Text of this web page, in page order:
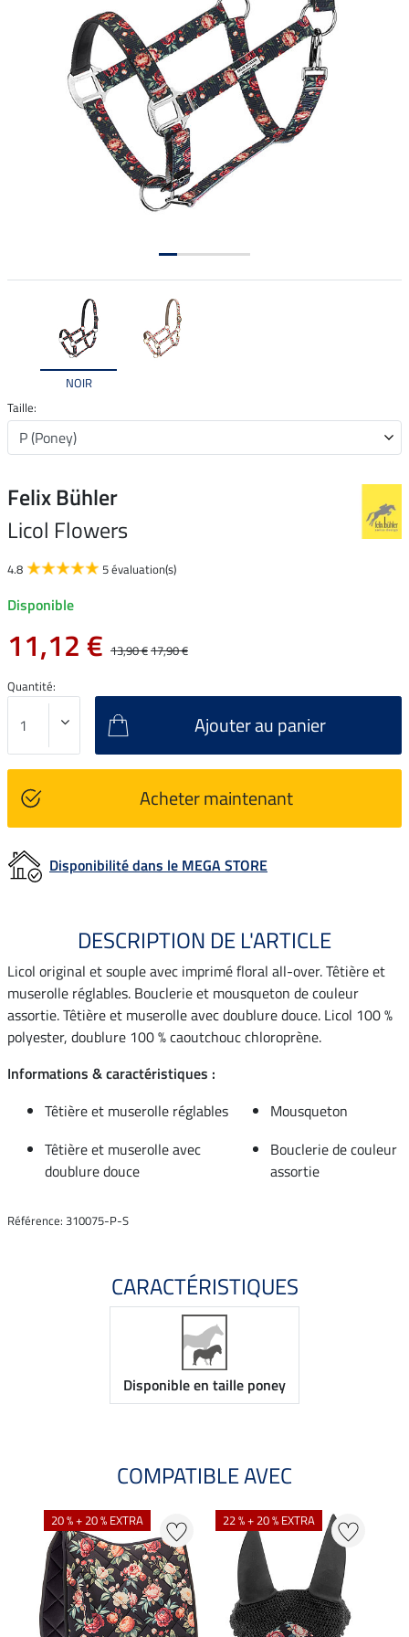
NOIR
Taille:
Felix Bühler
Licol Flowers
4.8 5 évaluation(s)
Disponible
11,12 € 13,90 €17,90 €
Quantité:
Ajouter au panier
Acheter maintenant
Disponibilité dans le MEGA STORE
DESCRIPTION DE L'ARTICLE
Licol original et souple avec imprimé floral all-over. Têtière et
muserolle réglables. Bouclerie et mousqueton de couleur
assortie. Têtière et muserolle avec doublure douce. Licol 100 %
polyester, doublure 100 % caoutchouc chloroprène.
Informations & caractéristiques :
Têtière et muserolle réglables
Mousqueton
Têtière et muserolle avec
doublure douce
Bouclerie de couleur
assortie
Référence: 310075-P-S
CARACTÉRISTIQUES
Disponible en taille poney
COMPATIBLE AVEC
20 % + 20 % EXTRA 22 % + 20 % EXTRA